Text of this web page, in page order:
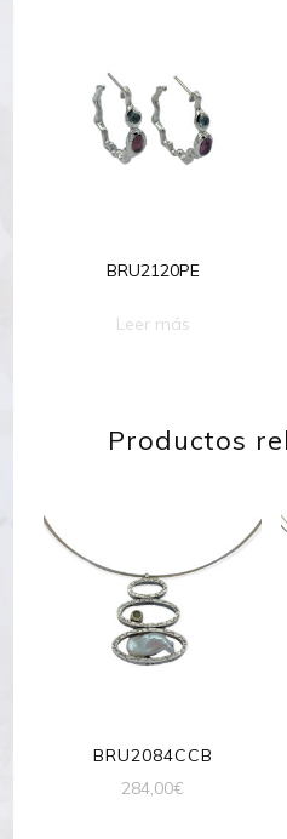
BRU2120PE
Leer más
Productos
BRU2084CCB
284,00€